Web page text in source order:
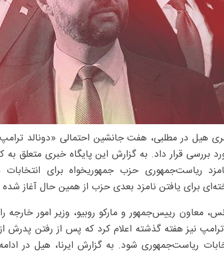
بررسی قرار داد. به گزارش این پایگاه خبری متعلق به
برای یافتن نامزد بعدی حزب از همین حال آغاز
رییس‌جمهور و مارکو روبیو، وزیر امور خارجه را
نیز هفته گذشته اعلام کرد که پس از رفتن پدرش
ریاست‌جمهوری شود. به گزارش ایرنا، هیل در